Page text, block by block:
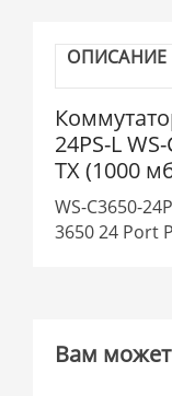
ОПИСАНИЕ
24PS-L
TX (1000
WS-C3650-
3650 24 Port
Вам